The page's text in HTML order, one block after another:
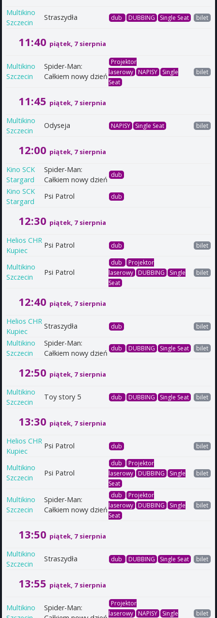
Multikino
Szczecin
Straszydła dub DUBBING Single Seat bilet
11:40 piątek, 7 sierpnia
Multikino
Szczecin
Spider-Man:
Całkiem nowy dzień
Projektor
laserowy
NAPISY
Single
Seat
bilet
11:45 piątek, 7 sierpnia
Multikino
Szczecin
Odyseja NAPISY Single Seat bilet
12:00 piątek, 7 sierpnia
Kino SCK
Stargard
Spider-Man:
Całkiem nowy dzień
dub
Kino SCK
Stargard
Psi Patrol dub
12:30 piątek, 7 sierpnia
Helios CHR
Kupiec
Psi Patrol dub bilet
Multikino
Szczecin
Psi Patrol
dub
Projektor
laserowy
DUBBING
Single
Seat
bilet
12:40 piątek, 7 sierpnia
Helios CHR
Kupiec
Straszydła dub bilet
Multikino
Szczecin
Spider-Man:
Całkiem nowy dzień
dub DUBBING Single Seat bilet
12:50 piątek, 7 sierpnia
Multikino
Szczecin
Toy story 5 dub DUBBING Single Seat bilet
13:30 piątek, 7 sierpnia
Helios CHR
Kupiec
Psi Patrol dub bilet
Multikino
Szczecin
Psi Patrol
dub
Projektor
laserowy
DUBBING
Single
Seat
bilet
Multikino
Szczecin
Spider-Man:
Całkiem nowy dzień
dub
Projektor
laserowy
DUBBING
Single
Seat
bilet
13:50 piątek, 7 sierpnia
Multikino
Szczecin
Straszydła dub DUBBING Single Seat bilet
13:55 piątek, 7 sierpnia
Multikino
Spider-Man:
Projektor
laserowy
NAPISY Single bilet